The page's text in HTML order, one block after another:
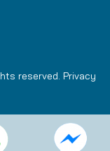
reserved. Privacy